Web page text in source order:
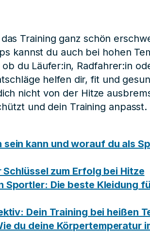
Training ganz schön
kannst du auch bei hohen
du Läufer:in, Radfahrer:in
helfen dir, fit und
nicht von der Hitze
und dein Training
sein kann und worauf du als
Schlüssel zum Erfolg bei Hitze
Sportler: Die beste Kleidung
Dein Training bei heißen
du deine Körpertemperatur